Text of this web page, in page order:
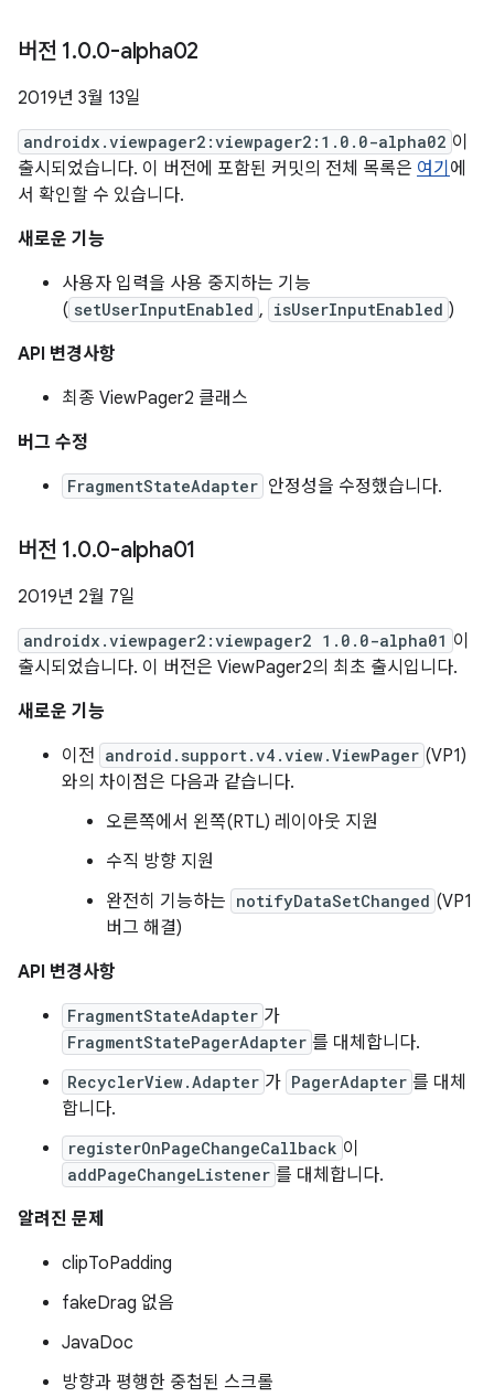
버전 1.0.0-alpha02
2019년 3월 13일
androidx.viewpager2:viewpager2:1.0.0-alpha02 이
출시되었습니다. 이 버전에 포함된 커밋의 전체 목록은 여기 에
서 확인할 수 있습니다.
새로운 기능
사용자 입력을 사용 중지하는 기능
( setUserInputEnabled , isUserInputEnabled )
API 변경사항
최종 ViewPager2 클래스
버그 수정
FragmentStateAdapter 안정성을 수정했습니다.
버전 1.0.0-alpha01
2019년 2월 7일
androidx.viewpager2:viewpager2 1.0.0-alpha01 이
출시되었습니다. 이 버전은 ViewPager2의 최초 출시입니다.
새로운 기능
이전 android.support.v4.view.ViewPager (VP1)
와의 차이점은 다음과 같습니다.
오른쪽에서 왼쪽(RTL) 레이아웃 지원
수직 방향 지원
완전히 기능하는 notifyDataSetChanged (VP1
버그 해결)
API 변경사항
FragmentStateAdapter 가
FragmentStatePagerAdapter 를 대체합니다.
RecyclerView.Adapter 가 PagerAdapter 를 대체
합니다.
registerOnPageChangeCallback 이
addPageChangeListener 를 대체합니다.
알려진 문제
clipToPadding
fakeDrag 없음
JavaDoc
방향과 평행한 중첩된 스크롤